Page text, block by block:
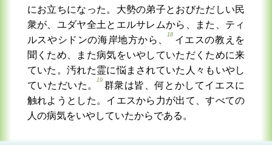
にお立ちになった。大勢の弟子とおびただしい民
衆が、ユダヤ全土とエルサレムから、また、ティ
ルスやシドンの海岸地方から、
18
イエスの教えを
聞くため、また病気をいやしていただくために来
ていた。汚れた霊に悩まされていた人々もいやし
ていただいた。
19
群衆は皆、何とかしてイエスに
触れようとした。イエスから力が出て、すべての
人の病気をいやしていたからである。